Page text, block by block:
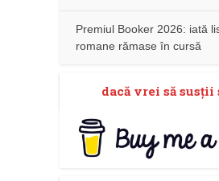
Premiul Booker 2026: iată
romane rămase în cursă
dacă vrei să